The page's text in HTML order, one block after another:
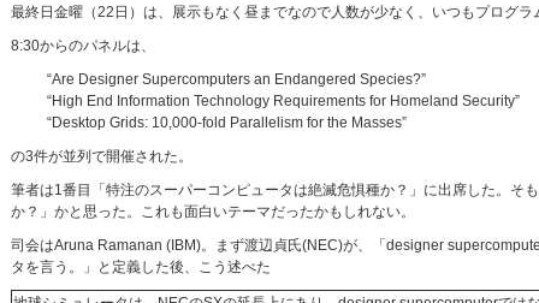
最終日金曜（22日）は、展示もなく昼までなので人数が少なく、いつもプログ
8:30からのパネルは、
“Are Designer Supercomputers an Endangered Species?”
“High End Information Technology Requirements for Homeland Security”
“Desktop Grids: 10,000-fold Parallelism for the Masses”
の3件が並列で開催された。
筆者は1番目「特注のスーパーコンピュータは絶滅危惧種か？」に出席した。
か？」かと思った。これも面白いテーマだったかもしれない。
司会はAruna Ramanan (IBM)。まず渡辺貞氏(NEC)が、「designer
タを言う。」と定義した後、こう述べた